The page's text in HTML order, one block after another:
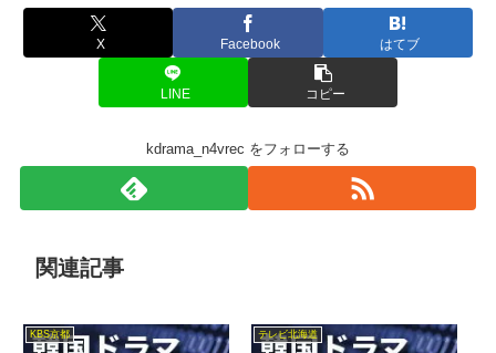
X Facebook はてブ
LINE コピー
kdrama_n4vrec をフォローする
関連記事
KBS京都 テレビ北海道